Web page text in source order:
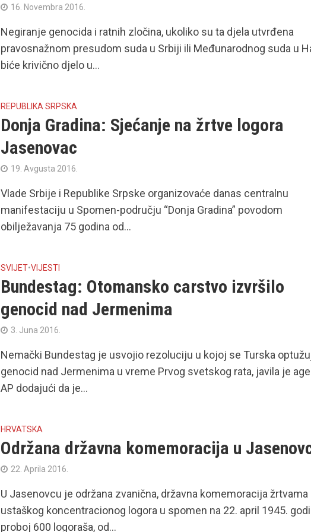
16. Novembra 2016.
Negiranje genocida i ratnih zločina, ukoliko su ta djela utvrđena
pravosnažnom presudom suda u Srbiji ili Međunarodnog suda u
biće krivično djelo u...
REPUBLIKA SRPSKA
Donja Gradina: Sjećanje na žrtve logora
Јasenovac
19. Avgusta 2016.
Vlade Srbije i Republike Srpske organizovaće danas centralnu
manifestaciju u Spomen-području “Donja Gradina” povodom
obilježavanja 75 godina od...
SVIJET•VIJESTI
Bundestag: Otomansko carstvo izvršilo
genocid nad Jermenima
3. Juna 2016.
Nemački Bundestag je usvojio rezoluciju u kojoj se Turska
genocid nad Jermenima u vreme Prvog svetskog rata, javila je
AP dodajući da je...
HRVATSKA
Održana državna komemoracija u
22. Aprila 2016.
U Jasenovcu je održana zvanična, državna komemoracija žrtvama
ustaškog koncentracionog logora u spomen na 22. april 1945.
proboj 600 logoraša, od...